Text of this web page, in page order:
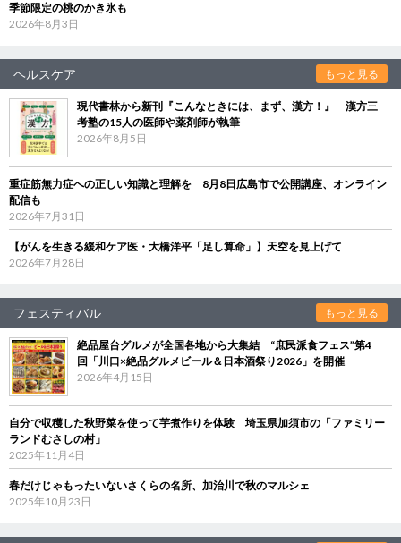
季節限定の桃のかき氷も
2026年8月3日
ヘルスケア もっと見る
現代書林から新刊『こんなときには、まず、漢方！』 漢方三
考塾の15人の医師や薬剤師が執筆
2026年8月5日
重症筋無力症への正しい知識と理解を 8月8日広島市で公開講座、オンライン
配信も
2026年7月31日
【がんを生きる緩和ケア医・大橋洋平「足し算命」】天空を見上げて
2026年7月28日
フェスティバル もっと見る
絶品屋台グルメが全国各地から大集結 “庶民派食フェス”第4
回「川口×絶品グルメビール＆日本酒祭り2026」を開催
2026年4月15日
自分で収穫した秋野菜を使って芋煮作りを体験 埼玉県加須市の「ファミリー
ランドむさしの村」
2025年11月4日
春だけじゃもったいないさくらの名所、加治川で秋のマルシェ
2025年10月23日